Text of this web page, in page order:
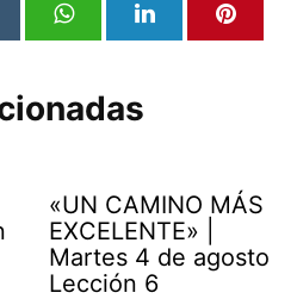
«UN CAMINO MÁS
EXCELENTE» |
Martes 4 de agosto
Lección 6